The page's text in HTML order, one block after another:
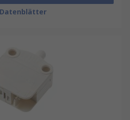
Datenblätter